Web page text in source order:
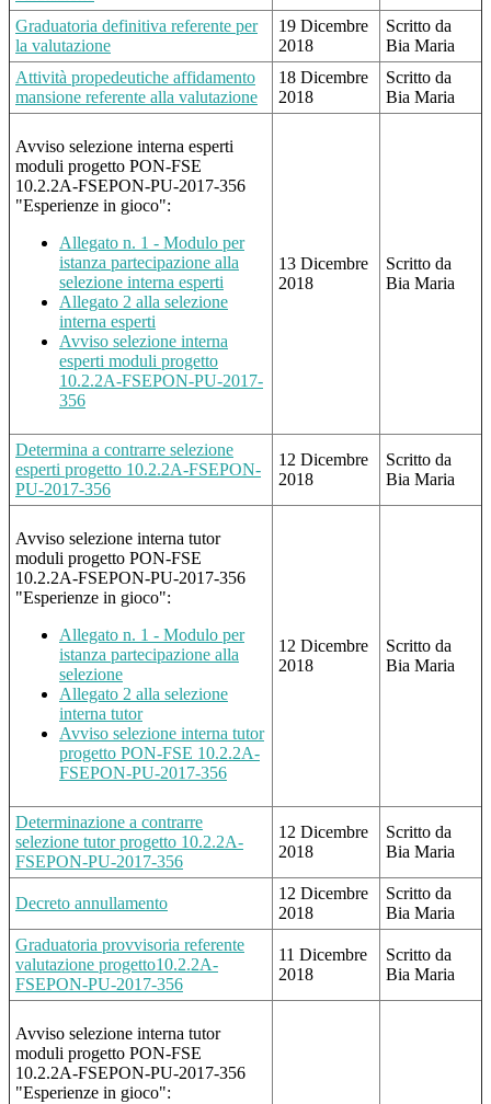
Graduatoria definitiva referente per
la valutazione
19 Dicembre
2018
Scritto da
Bia Maria
Attività propedeutiche affidamento
mansione referente alla valutazione
18 Dicembre
2018
Scritto da
Bia Maria
Avviso selezione interna esperti
moduli progetto PON-FSE
10.2.2A-FSEPON-PU-2017-356
"Esperienze in gioco":
Allegato n. 1 - Modulo per
istanza partecipazione alla
selezione interna esperti
Allegato 2 alla selezione
interna esperti
Avviso selezione interna
esperti moduli progetto
10.2.2A-FSEPON-PU-2017-
356
13 Dicembre
2018
Scritto da
Bia Maria
Determina a contrarre selezione
esperti progetto 10.2.2A-FSEPON-
PU-2017-356
12 Dicembre
2018
Scritto da
Bia Maria
Avviso selezione interna tutor
moduli progetto PON-FSE
10.2.2A-FSEPON-PU-2017-356
"Esperienze in gioco":
Allegato n. 1 - Modulo per
istanza partecipazione alla
selezione
Allegato 2 alla selezione
interna tutor
Avviso selezione interna tutor
progetto PON-FSE 10.2.2A-
FSEPON-PU-2017-356
12 Dicembre
2018
Scritto da
Bia Maria
Determinazione a contrarre
selezione tutor progetto 10.2.2A-
FSEPON-PU-2017-356
12 Dicembre
2018
Scritto da
Bia Maria
Decreto annullamento
12 Dicembre
2018
Scritto da
Bia Maria
Graduatoria provvisoria referente
valutazione progetto10.2.2A-
FSEPON-PU-2017-356
11 Dicembre
2018
Scritto da
Bia Maria
Avviso selezione interna tutor
moduli progetto PON-FSE
10.2.2A-FSEPON-PU-2017-356
"Esperienze in gioco":